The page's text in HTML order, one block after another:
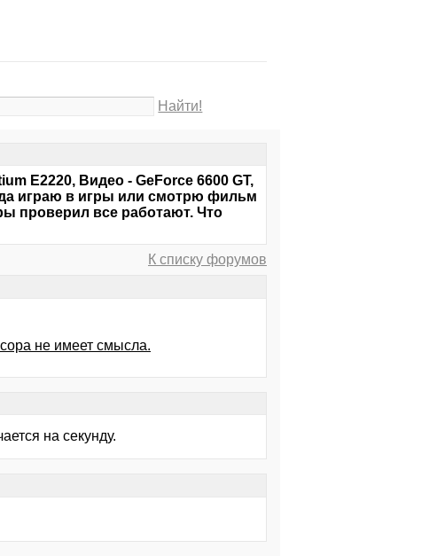
Найти!
Е2220, Видео - GeForce 6600 GT,
играю в игры или смотрю фильм
проверил все работают. Что
К списку форумов
не имеет смысла.
на секунду.